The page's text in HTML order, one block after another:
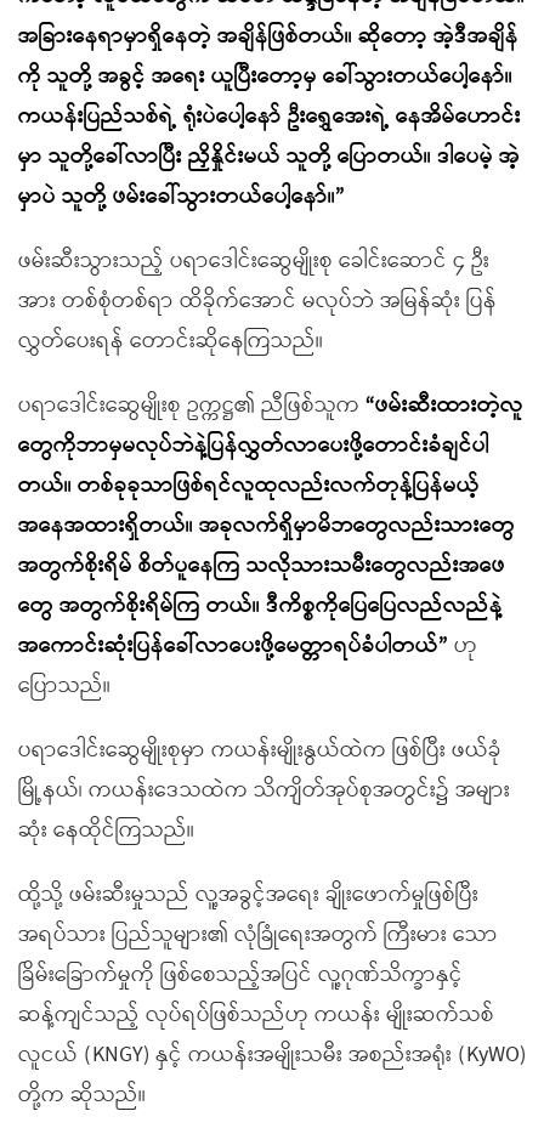
အခြားနေရာမှာရှိနေတဲ့ အချိန်ဖြစ်တယ်။ ဆိုတော့ အဲ့ဒီအချိန်
ကို သူတို့ အခွင့် အရေး ယူပြီးတော့မှ ခေါ်သွားတယ်ပေါ့နော်။
ကယန်းပြည်သစ်ရဲ့ ရုံးပဲပေါ့နော် ဦးရွှေအေးရဲ့ နေအိမ်ဟောင်း
မှာ သူတို့ခေါ်လာပြီး ညှိနှိုင်းမယ် သူတို့ ပြောတယ်။ ဒါပေမဲ့ အဲ့
မှာပဲ သူတို့ ဖမ်းခေါ်သွားတယ်ပေါ့နော်။”
ဖမ်းဆီးသွားသည့် ပရာဒေါင်းဆွေမျိုးစု ခေါင်းဆောင် ၄ ဦး
အား တစ်စုံတစ်ရာ ထိခိုက်အောင် မလုပ်ဘဲ အမြန်ဆုံး ပြန်
လွှတ်ပေးရန် တောင်းဆိုနေကြသည်။
ပရာဒေါင်းဆွေမျိုးစု ဥက္ကဋ္ဌ၏ ညီဖြစ်သူက “ဖမ်းဆီးထားတဲ့လူ
တွေကိုဘာမှမလုပ်ဘဲနဲ့ပြန်လွှတ်လာပေးဖို့တောင်းခံချင်ပါ
တယ်။ တစ်ခုခုသာဖြစ်ရင်လူထုလည်းလက်တုန့်ပြန်မယ့်
အနေအထားရှိတယ်။ အခုလက်ရှိမှာမိဘတွေလည်းသားတွေ
အတွက်စိုးရိမ် စိတ်ပူနေကြ သလိုသားသမီးတွေလည်းအဖေ
တွေ အတွက်စိုးရိမ်ကြ တယ်။ ဒီကိစ္စကိုပြေပြေလည်လည်နဲ့
အကောင်းဆုံးပြန်ခေါ်လာပေးဖို့မေတ္တာရပ်ခံပါတယ်” ဟု
ပြောသည်။
ပရာဒေါင်းဆွေမျိုးစုမှာ ကယန်းမျိုးနွယ်ထဲက ဖြစ်ပြီး ဖယ်ခုံ
မြို့နယ်၊ ကယန်းဒေသထဲက သိကျိတ်အုပ်စုအတွင်း၌ အများ
ဆုံး နေထိုင်ကြသည်။
ထို့သို့ ဖမ်းဆီးမှုသည် လူ့အခွင့်အရေး ချိုးဖောက်မှုဖြစ်ပြီး
အရပ်သား ပြည်သူများ၏ လုံခြုံရေးအတွက် ကြီးမား‌ သော
ခြိမ်းခြောက်မှုကို ဖြစ်စေသည့်အပြင် လူ့ဂုဏ်သိက္ခာနှင့်
ဆန့်ကျင်သည့် လုပ်ရပ်ဖြစ်သည်ဟု ကယန်း မျိုးဆက်သစ်
လူငယ် (KNGY) နှင့် ကယန်းအမျိုးသမီး အစည်းအရုံး (KyWO)
တို့က ဆိုသည်။